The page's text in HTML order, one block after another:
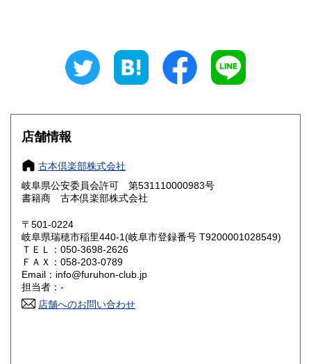
800円 三重県
大阪府
奈良県 800円
鳥取県 800円 島根県
岡山県
山口県 800円
香川県 800円
高知県 800円
店舗情報
古本倶楽部株式会社
岐阜県公安委員会許可 第531110000983号
書籍商 古本倶楽部株式会社
〒501-0224
岐阜県瑞穂市稲里440-1(岐阜市登録番号 T9200001028549)
ＴＥＬ：050-3698-2626
ＦＡＸ：058-203-0789
Email：info@furuhon-club.jp
担当者：-
店舗へのお問い合わせ